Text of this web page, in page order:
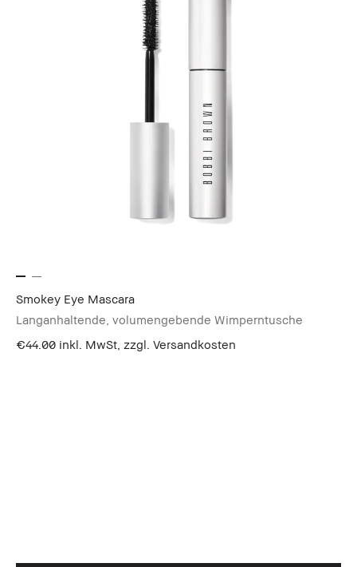
Smokey Eye Mascara
Langanhaltende, volumengebende Wimperntusche
€44.00 inkl. MwSt, zzgl. Versandkosten